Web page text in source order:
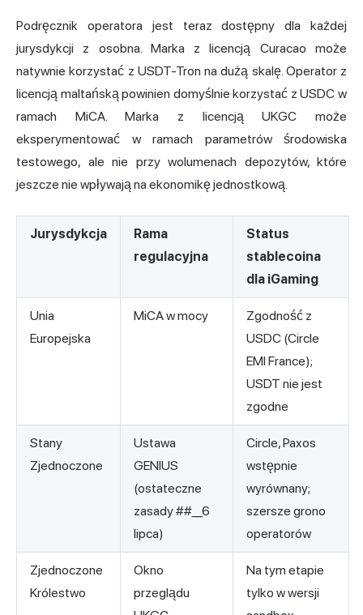
Podręcznik operatora jest teraz dostępny dla każdej
jurysdykcji z osobna. Marka z licencją Curacao może
natywnie korzystać z USDT-Tron na dużą skalę. Operator z
licencją maltańską powinien domyślnie korzystać z USDC w
ramach MiCA. Marka z licencją UKGC może
eksperymentować w ramach parametrów środowiska
testowego, ale nie przy wolumenach depozytów, które
jeszcze nie wpływają na ekonomikę jednostkową.
Jurysdykcja
Rama
regulacyjna
Status
stablecoina
dla iGaming
Unia
Europejska
MiCA w mocy
Zgodność z
USDC (Circle
EMI France);
USDT nie jest
zgodne
Stany
Zjednoczone
Ustawa
GENIUS
(ostateczne
zasady ##__6
lipca)
Circle, Paxos
wstępnie
wyrównany;
szersze grono
operatorów
Zjednoczone
Królestwo
Okno
przeglądu
Na tym etapie
tylko w wersji